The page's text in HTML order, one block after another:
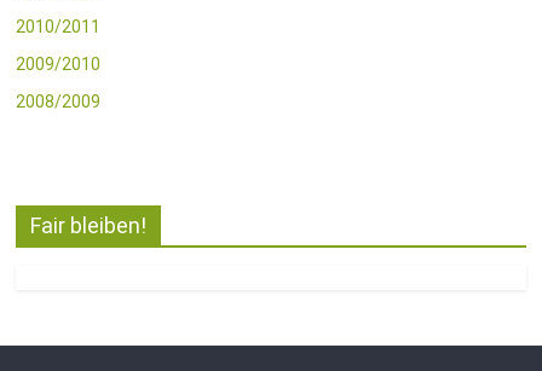
2010/2011
2009/2010
2008/2009
Fair bleiben!